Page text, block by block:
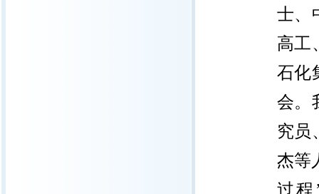
士、
高工
石化
会。
究员
杰等
过程